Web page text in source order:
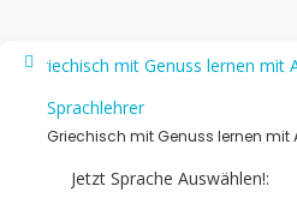
Sprachlehrer
Griechisch mit Genuss lernen mit
Jetzt Sprache Auswählen!: